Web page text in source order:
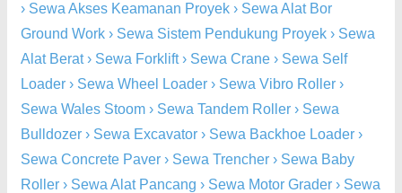
› Sewa Akses Keamanan Proyek › Sewa Alat Bor
Ground Work › Sewa Sistem Pendukung Proyek › Sewa
Alat Berat› Sewa Forklift› Sewa Crane › Sewa Self
Loader › Sewa Wheel Loader › Sewa Vibro Roller ›
Sewa Wales Stoom › Sewa Tandem Roller › Sewa
Bulldozer › Sewa Excavator › Sewa Backhoe Loader ›
Sewa Concrete Paver › Sewa Trencher › Sewa Baby
Roller › Sewa Alat Pancang › Sewa Motor Grader › Sewa